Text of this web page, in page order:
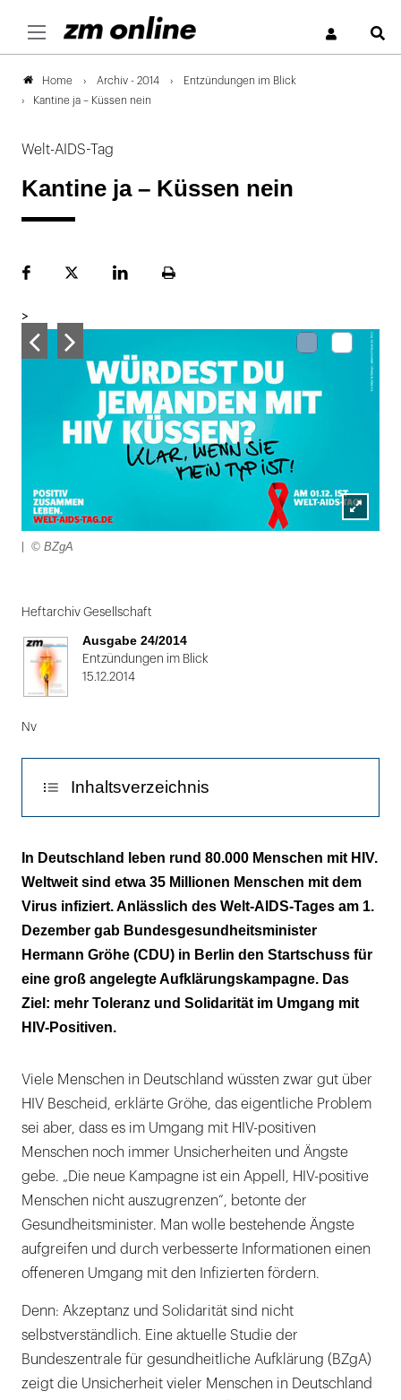
Home Archiv - 2014
Entzündungen im Blick
Kantine ja – Küssen nein
Welt-AIDS-Tag
Kantine ja – Küssen nein
FacebookPlattformLinekdInSeite
>
Lightbox
© BZgA
1
von
2:
Heftarchiv Gesellschaft
Ausgabe 24/2014
Entzündungen im Blick
15.12.2014
Nv
Inhaltsverzeichnis
Mehr Aufklärung für mehr Toleranz
In Deutschland leben rund 80.000 Menschen mit HIV.
Weltweit sind etwa 35 Millionen Menschen mit dem
Virus infiziert. Anlässlich des Welt-AIDS-Tages am 1.
Dezember gab Bundesgesundheitsminister
Hermann Gröhe (CDU) in Berlin den Startschuss für
eine groß angelegte Aufklärungskampagne. Das
Ziel: mehr Toleranz und Solidarität im Umgang mit
HIV-Positiven.
Viele Menschen in Deutschland wüssten zwar gut über
HIV Bescheid, erklärte Gröhe, das eigentliche Problem
sei aber, dass es im Umgang mit HIV-positiven
Menschen noch immer Unsicherheiten und Ängste
gebe. „Die neue Kampagne ist ein Appell, HIV-positive
Menschen nicht auszugrenzen“, betonte der
Gesundheitsminister. Man wolle bestehende Ängste
aufgreifen und durch verbesserte Informationen einen
offeneren Umgang mit den Infizierten fördern.
Denn: Akzeptanz und Solidarität sind nicht
selbstverständlich. Eine aktuelle Studie der
Bundeszentrale für gesundheitliche Aufklärung (BZgA)
zeigt die Unsicherheit vieler Menschen in Deutschland